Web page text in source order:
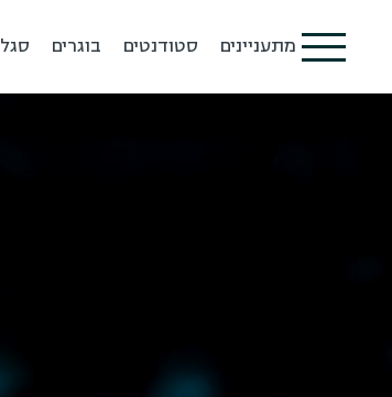
מתעניינים סטודנטים בוגרים סגל